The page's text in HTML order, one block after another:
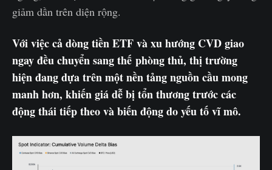
giảm dần trên diện rộng.
Với việc cả dòng tiền ETF và xu hướng CVD giao
ngay đều chuyển sang thế phòng thủ, thị trường
hiện đang dựa trên một nền tảng nguồn cầu mong
manh hơn, khiến giá dễ bị tổn thương trước các
động thái tiếp theo và biến động do yếu tố vĩ mô.